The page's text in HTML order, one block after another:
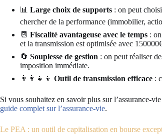
📊 Large choix de supports : on peut
chercher de la performance (immobilier,
📆 Fiscalité avantageuse avec le temps :
et la transmission est optimisée avec
🔄 Souplesse de gestion : on peut réaliser
imposition immédiate.
👨‍👩‍👧‍👦 Outil de transmission efficace :
Si vous souhaitez en savoir plus sur l’assurance-
guide complet sur l’assurance-vie.
Le PEA : un outil de capitalisation en bourse